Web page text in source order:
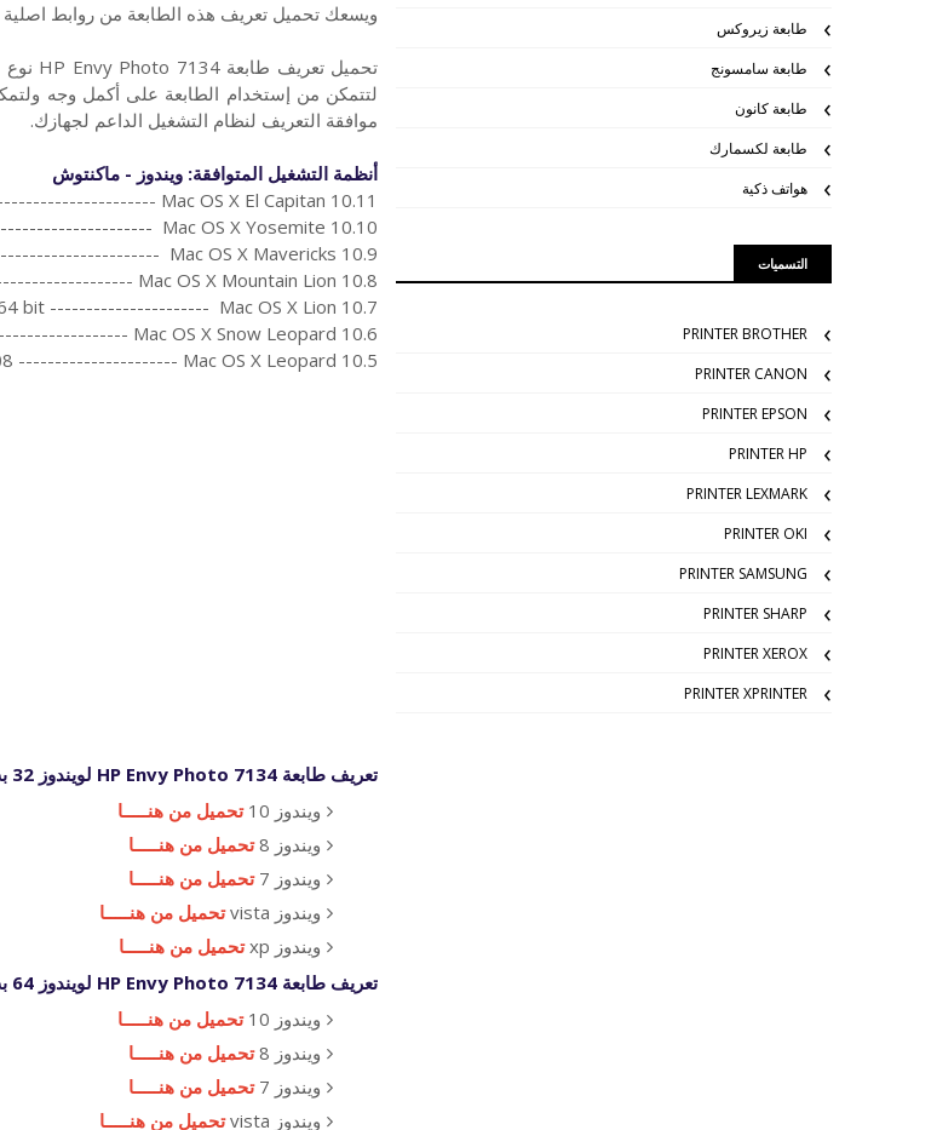
ويسعك تحميل تعريف هذه الطابعة من روابط
لتتمكن من إستخدام الطابعة على أكمل وجه
موافقة التعريف لنظام التشغيل الداعم لجهازك.
أنظمة التشغيل المتوافقة: ويندوز - ماكنتوش
Mac OS X El Capitan 10.11
Mac OS X Yosemite 10.10
Mac OS X Mavericks 10.9
Mac OS X Mountain Lion 10.8
bit ---------------------- Mac OS X Lion 10.7
Mac OS X Snow Leopard 10.6
---------------------- Mac OS X Leopard 10.5
تعريف طابعة HP Envy Photo 7134 لويندوز 32 بت
ويندوز 10
تحميل من هنـــــا
ويندوز 8
تحميل من هنـــــا
ويندوز 7
تحميل من هنـــــا
ويندوز vista
تحميل من هنـــــا
ويندوز xp
تحميل من هنـــــا
تعريف طابعة HP Envy Photo 7134 لويندوز 64 بت
ويندوز 10
تحميل من هنـــــا
ويندوز 8
تحميل من هنـــــا
ويندوز 7
تحميل من هنـــــا
ويندوز vista
تحميل من هنـــــا
طابعة زيروكس
طابعة سامسونج
طابعة كانون
طابعة لكسمارك
هواتف ذكية
التسميات
PRINTER BROTHER
PRINTER CANON
PRINTER EPSON
PRINTER HP
PRINTER LEXMARK
PRINTER OKI
PRINTER SAMSUNG
PRINTER SHARP
PRINTER XEROX
PRINTER XPRINTER